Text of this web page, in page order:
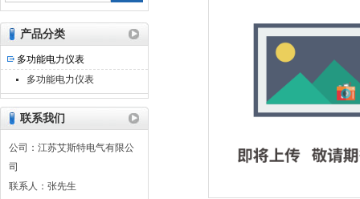
产品分类
多功能电力仪表
多功能电力仪表
联系我们
公司：江苏艾斯特电气有限公
司
联系人：张先生